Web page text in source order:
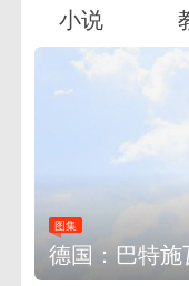
小说
图集
德国：巴特